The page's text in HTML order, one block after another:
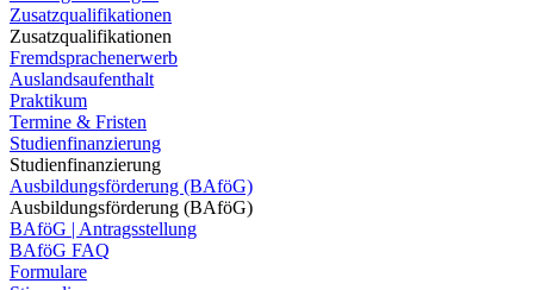
Zusatzqualifikationen
Zusatzqualifikationen
Fremdsprachenerwerb
Auslandsaufenthalt
Praktikum
Termine & Fristen
Studienfinanzierung
Studienfinanzierung
Ausbildungsförderung (BAföG)
Ausbildungsförderung (BAföG)
BAföG | Antragsstellung
BAföG FAQ
Formulare